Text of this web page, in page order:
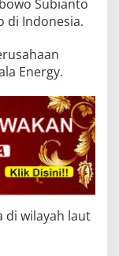
Subianto
di Indonesia.
Energy.
di wilayah laut